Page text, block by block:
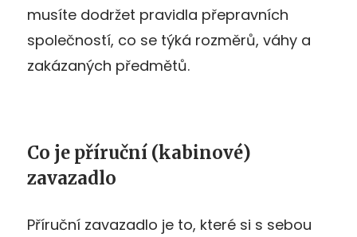
musíte dodržet pravidla přepravních
společností, co se týká rozměrů, váhy a
zakázaných předmětů.
Co je příruční (kabinové)
zavazadlo
Příruční zavazadlo je to, které si s sebou